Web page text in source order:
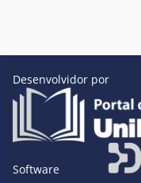
Desenvolvidor por
Software